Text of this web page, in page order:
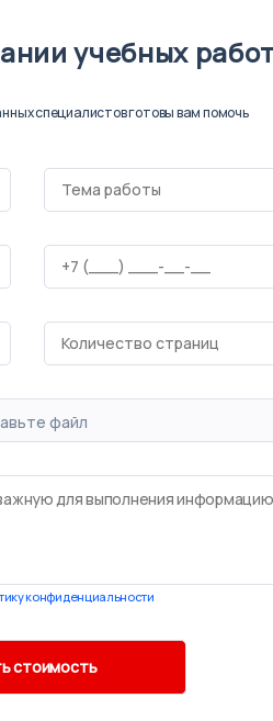
учебных
специалистов готовы вам помочь
файл
конфиденциальности